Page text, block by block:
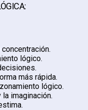
lógico.
más rápida.
lógico.
imaginación.